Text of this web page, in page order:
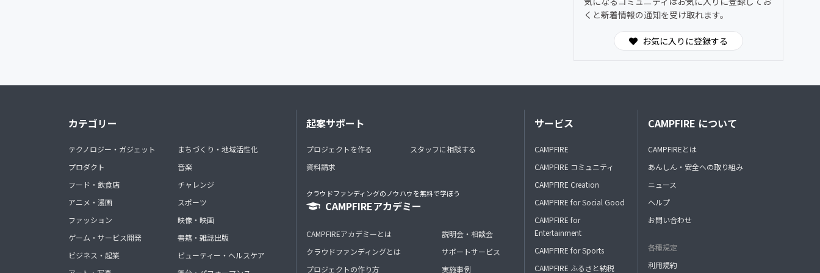
くと新着情報の通知を受け取れます。
お気に入りに登録する
カテゴリー
テクノロジー・ガジェット
プロダクト
フード・飲食店
アニメ・漫画
ファッション
ゲーム・サービス開発
ビジネス・起業
まちづくり・地域活性化
音楽
チャレンジ
スポーツ
映像・映画
書籍・雑誌出版
ビューティー・ヘルスケア
起案サポート
プロジェクトを作る
資料請求
スタッフに相談する
クラウドファンディングのノウハウを無料で学ぼう
CAMPFIREアカデミー
CAMPFIREアカデミーとは
クラウドファンディングとは
プロジェクトの作り方
説明会・相談会
サポートサービス
実施事例
サービス
CAMPFIRE
CAMPFIRE コミュニティ
CAMPFIRE Creation
CAMPFIRE for Social Good
CAMPFIRE for
Entertainment
CAMPFIRE for Sports
CAMPFIRE ふるさと納税
CAMPFIRE について
CAMPFIREとは
あんしん・安全への取り組み
ニュース
ヘルプ
お問い合わせ
各種規定
利用規約